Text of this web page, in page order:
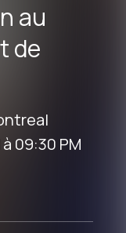
au
de
09:30 PM